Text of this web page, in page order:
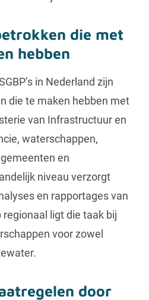
die met
hebben
in Nederland zijn
die te maken hebben met
van Infrastructuur en
waterschappen,
en
niveau verzorgt
en rapportages van
ligt die taak bij
voor zowel
door